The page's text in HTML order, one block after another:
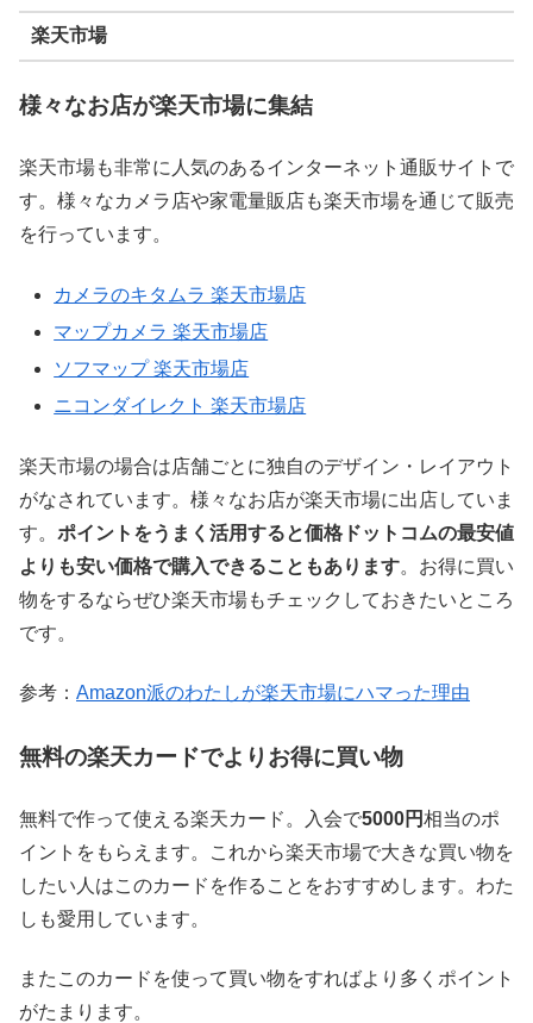
楽天市場
様々なお店が楽天市場に集結
楽天市場も非常に人気のあるインターネット通販サイトで
す。様々なカメラ店や家電量販店も楽天市場を通じて販売
を行っています。
カメラのキタムラ 楽天市場店
マップカメラ 楽天市場店
ソフマップ 楽天市場店
ニコンダイレクト 楽天市場店
楽天市場の場合は店舗ごとに独自のデザイン・レイアウト
がなされています。様々なお店が楽天市場に出店していま
す。 ポイントをうまく活用すると価格ドットコムの最安値
よりも安い価格で購入できることもあります。お得に買い
物をするならぜひ楽天市場もチェックしておきたいところ
です。
参考： Amazon派のわたしが楽天市場にハマった理由
無料の楽天カードでよりお得に買い物
無料で作って使える楽天カード。入会で5000円相当のポ
イントをもらえます。これから楽天市場で大きな買い物を
したい人はこのカードを作ることをおすすめします。わた
しも愛用しています。
またこのカードを使って買い物をすればより多くポイント
がたまります。